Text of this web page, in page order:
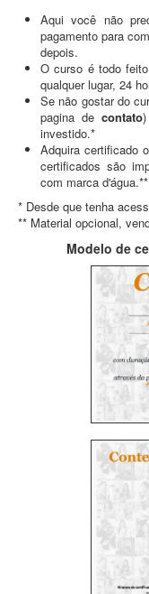
Aqui você não
pagamento para
depois.
O curso é todo
qualquer lugar, 24
Se não gostar do
pagina de contato
investido.*
Adquira certificado
certificados são
com marca d'água.**
* Desde que tenha
** Material opcional,
Modelo de